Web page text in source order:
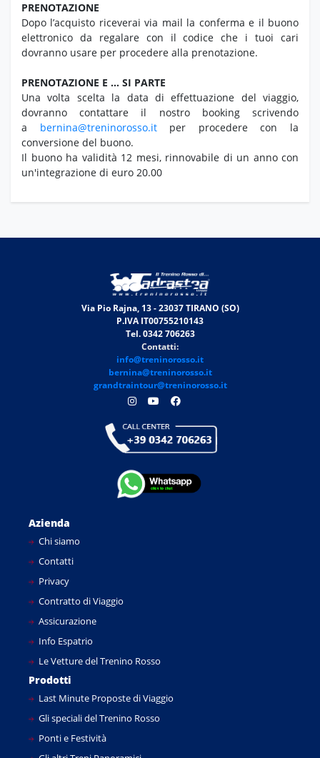
PRENOTAZIONE
Dopo l’acquisto riceverai via mail la conferma e il buono
elettronico da regalare con il codice che i tuoi cari
dovranno usare per procedere alla prenotazione.
PRENOTAZIONE E … SI PARTE
Una volta scelta la data di effettuazione del viaggio,
dovranno contattare il nostro booking scrivendo
a bernina@treninorosso.itper procedere con la
conversione del buono.
Il buono ha validità 12 mesi, rinnovabile di un anno con
un'integrazione di euro 20.00
Via Pio Rajna, 13 - 23037 TIRANO (SO)
P.IVA IT00755210143
Tel. 0342 706263
Contatti:
info@treninorosso.it
bernina@treninorosso.it
grandtraintour@treninorosso.it
Azienda
Chi siamo
Contatti
Privacy
Contratto di Viaggio
Assicurazione
Info Espatrio
Le Vetture del Trenino Rosso
Prodotti
Last Minute Proposte di Viaggio
Gli speciali del Trenino Rosso
Ponti e Festività